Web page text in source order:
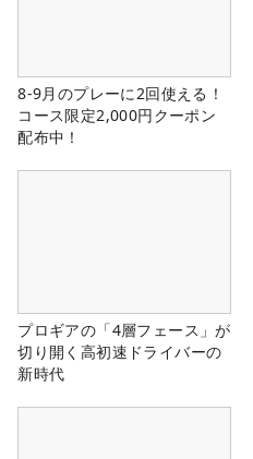
8-9月のプレーに2回使える！
コース限定2,000円クーポン
配布中！
プロギアの「4層フェース」が
切り開く高初速ドライバーの
新時代